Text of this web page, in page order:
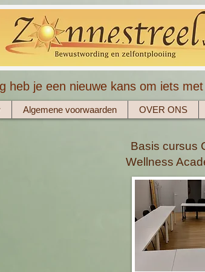
heb je een nieuwe kans om iets
Algemene voorwaarden OVER ONS
Basis cursus
Wellness